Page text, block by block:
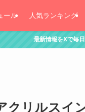
ール 人気ランキング
報をXで毎日更新中(ここをタ
クリルスイ